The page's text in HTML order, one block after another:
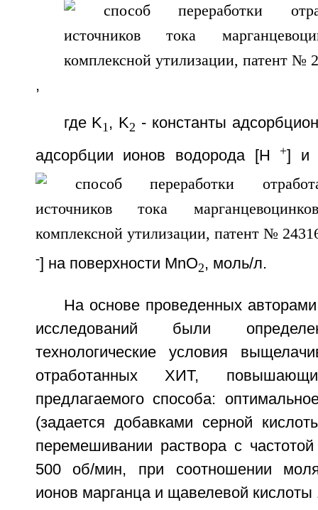
,
где K1, K2 - константы
адсорбции ионов водорода [Н
+] и
-] на поверхности МnO2, моль/л.
На основе проведенных
исследований были
технологические условия
отработанных ХИТ,
предлагаемого способа:
(задается добавками серной
перемешивании раствора с
500 об/мин, при соотношении
ионов марганца и щавелевой кислоты